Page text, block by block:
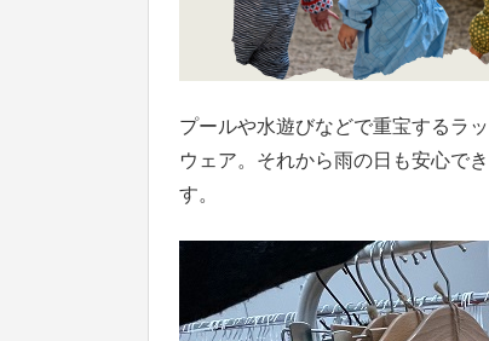
プールや水遊びなどで重宝するラ
ウェア。それから雨の日も安心で
す。